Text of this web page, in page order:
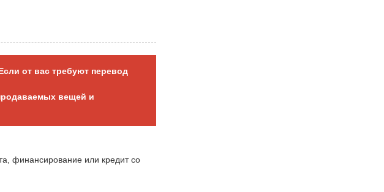
от вас требуют перевод
вещей и
финансирование или кредит со